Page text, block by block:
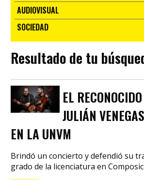
AUDIOVISUAL
SOCIEDAD
Resultado de tu
EL
JULIÁN
EN LA UNVM
Brindó un concierto y defendió su
grado de la licenciatura en